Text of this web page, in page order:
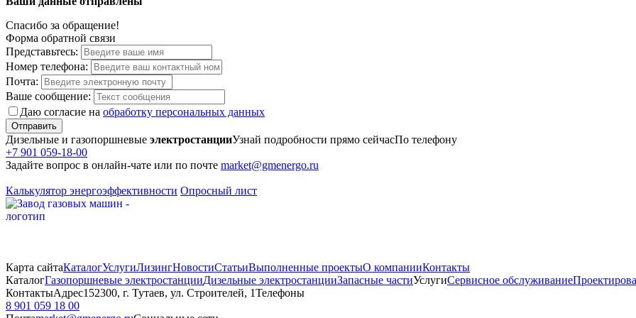
Спасибо за обращение!
Форма обратной связи
Представьтесь:
Номер телефона:
Почта:
Ваше сообщение:
Даю согласие на обработку персональных данных
Отправить
Дизельные и газопоршневые электростанцииУзнай подробности прямо сейчасПо телефону
+7 901 059-18-00
Задайте вопрос в онлайн-чате или по почте market@gmenergo.ru
Калькулятор энергоэффективности Опросный лист
Карта сайтаКаталогУслугиЛизингНовостиСтатьиВыполненные проектыО компанииКонтакты
КаталогГазопоршневые электростанцииДизельные электростанцииЗапасные частиУслугиСервисное обслуживание
КонтактыАдрес152300, г. Тутаев, ул. Строителей, 1Телефоны
8 901 059 18 00